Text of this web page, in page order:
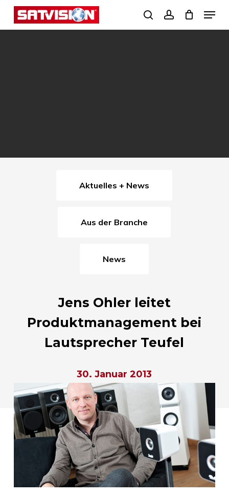
Skip
search
Menu
Aktuelles + News
Aus der Branche
News
Jens Ohler leitet
Produktmanagement bei
Lautsprecher Teufel
30. Januar 2013